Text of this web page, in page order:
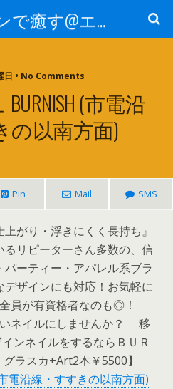
エステサロンで癒す@エステ～全国エステ情報
日 • No Comments
(市電沿
の以南方面)
Pin Mail SMS
がり・浮きにくく長持ち』
リピーターさん多数の、信
ーティー・アパレル系ブラ
ザインにも対応！お気軽に
員が有資格者なのも◎！
ネイルにしませんか？ 移
ンネイルをするならＢＵＲ
ラスカ+Art2本￥5500】
電沿線・すすきの以南方面)